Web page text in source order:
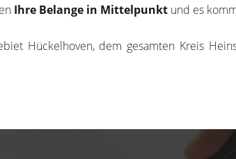
Ihre Belange in Mittelpunkt und es
Hückelhoven, dem gesamten Kreis